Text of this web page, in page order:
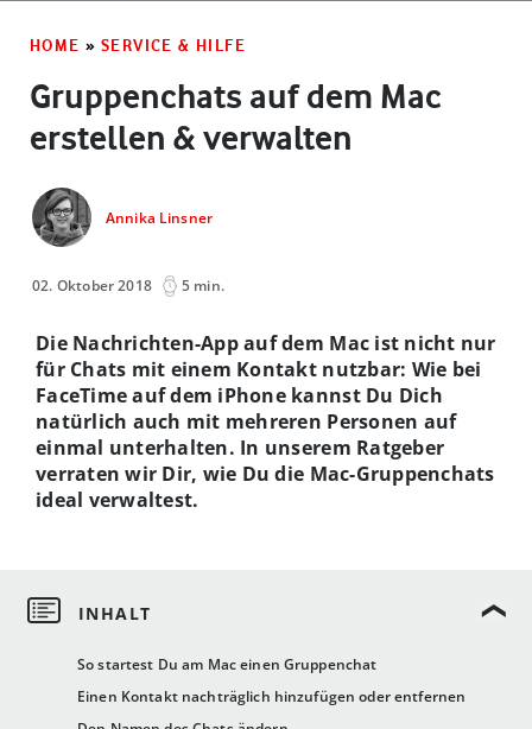
HOME » SERVICE & HILFE
Gruppenchats auf dem Mac
erstellen & verwalten
Annika Linsner
02. Oktober 2018 5 min.
So startest Du am Mac einen Gruppenchat
Einen Kontakt nachträglich hinzufügen oder entfernen
Die Nachrichten-App auf dem Mac ist nicht nur
für Chats mit einem Kontakt nutzbar: Wie bei
FaceTime auf dem iPhone kannst Du Dich
natürlich auch mit mehreren Personen auf
einmal unterhalten. In unserem Ratgeber
verraten wir Dir, wie Du die Mac-Gruppenchats
ideal verwaltest.